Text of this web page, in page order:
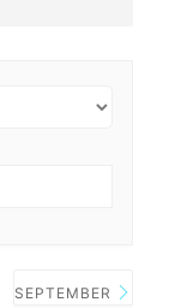
SEPTEMBER